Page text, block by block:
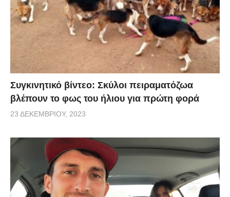
Συγκινητικό βίντεο: Σκύλοι πειραματόζωα
βλέπουν το φως του ήλιου για πρώτη φορά
23 ΔΕΚΕΜΒΡΊΟΥ, 2023